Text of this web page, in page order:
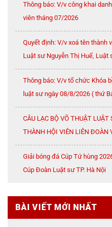
Thông báo: V/v công khai
viên tháng 07/2026
Quyết định: V/v xoá tên thành
Luật sư Nguyễn Thị Huế,
Oanh
Thông báo: V/v tổ chức Khóa
luật sư ngày 08/8/2026 ( thứ
CÂU LẠC BỘ VÕ THUẬT
THÀNH HỘI VIÊN LIÊN ĐOÀN
NỘI
Giải bóng đá Cúp Tứ hùng
Cúp Đoàn Luật sư TP. Hà Nội
BÀI VIẾT MỚI NHẤT